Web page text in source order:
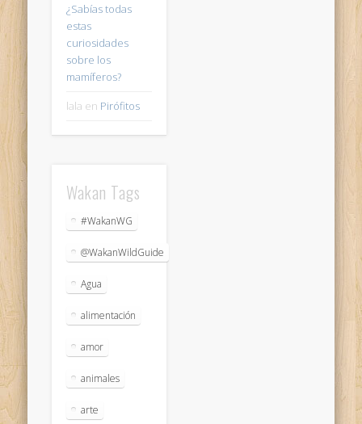
¿Sabías todas
estas
curiosidades
sobre los
mamíferos?
lala en Pirófitos
Wakan Tags
#WakanWG
@WakanWildGuide
Agua
alimentación
amor
animales
arte